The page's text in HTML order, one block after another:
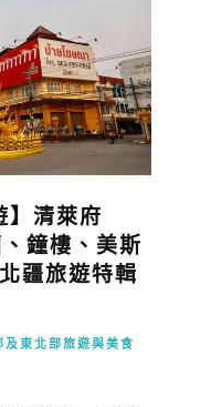
】清萊府
鐘樓、美斯
疆旅遊特輯
及東北部旅遊與美食